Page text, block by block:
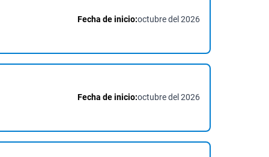
Fecha de inicio:octubre del 2026
Fecha de inicio:octubre del 2026